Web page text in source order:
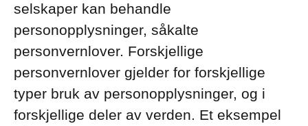
selskaper kan behandle
personopplysninger, såkalte
personvernlover. Forskjellige
personvernlover gjelder for forskjellige
typer bruk av personopplysninger, og i
forskjellige deler av verden. Et eksempel